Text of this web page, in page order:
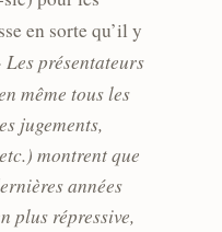
en sorte qu’il y
Les présentateurs
même tous les
jugements,
montrent que
années
plus répressive,